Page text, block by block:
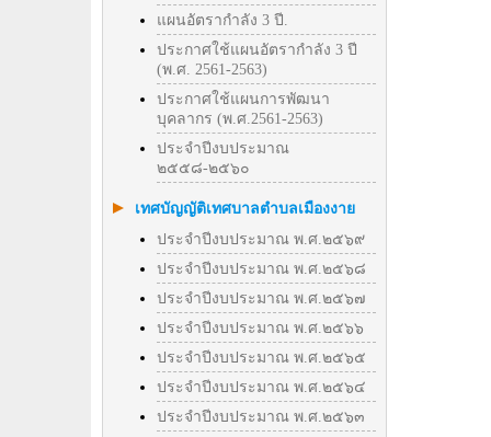
แผนอัตรากำลัง 3 ปี.
ประกาศใช้แผนอัตรากำลัง 3 ปี
(พ.ศ. 2561-2563)
ประกาศใช้แผนการพัฒนา
บุคลากร (พ.ศ.2561-2563)
ประจำปีงบประมาณ
๒๕๕๘-๒๕๖๐
เทศบัญญัติเทศบาลตำบลเมืองงาย
ประจำปีงบประมาณ พ.ศ.๒๕๖๙
ประจำปีงบประมาณ พ.ศ.๒๕๖๘
ประจำปีงบประมาณ พ.ศ.๒๕๖๗
ประจำปีงบประมาณ พ.ศ.๒๕๖๖
ประจำปีงบประมาณ พ.ศ.๒๕๖๕
ประจำปีงบประมาณ พ.ศ.๒๕๖๔
ประจำปีงบประมาณ พ.ศ.๒๕๖๓